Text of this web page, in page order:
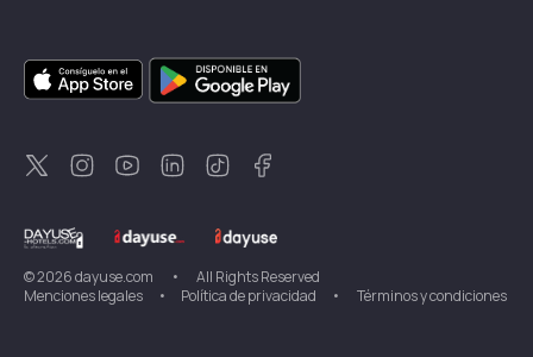
DayuseSingapur
DayuseSuecia
DayuseTailandia
DayuseNueva Zelanda
DayuseTurquía
©2026dayuse.com •
All Rights Reserved
Menciones legales
• Política de privacidad • Términos y condiciones